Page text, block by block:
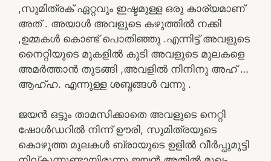
,സുമിത്രക് ഏറ്റവും ഇഷ്ടമുള്ള ഒരു കാര്യമാണ്
അത് . അയാൾ അവളുടെ കഴുത്തിൽ നക്കി
,ഉമ്മകൾ കൊണ്ട് പൊതിഞ്ഞു .എന്നിട്ട് അവളുടെ
നൈറ്റിയുടെ മുകളിൽ കൂടി അവളുടെ മുലകളെ
അമർത്താൻ തുടങ്ങി ,അവളിൽ നിനിനു അഹ് …
ആഹ്ഹ. എന്നുള്ള ശബ്ദങ്ങൾ വന്നു .
ജയൻ ഒട്ടും താമസിക്കാതെ അവളുടെ നെറ്റി
ഷോൾഡറിൽ നിന്ന് ഊരി, സുമിത്രയുടെ
കൊഴുത്ത മുലകൾ ബ്രായുടെ ഉളിൽ വീർപ്പുമുട്ടി